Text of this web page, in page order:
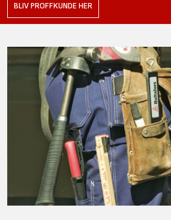
BLIV PROFFKUNDE HER